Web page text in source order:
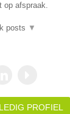
op afspraak.
posts ▼
PROFIEL